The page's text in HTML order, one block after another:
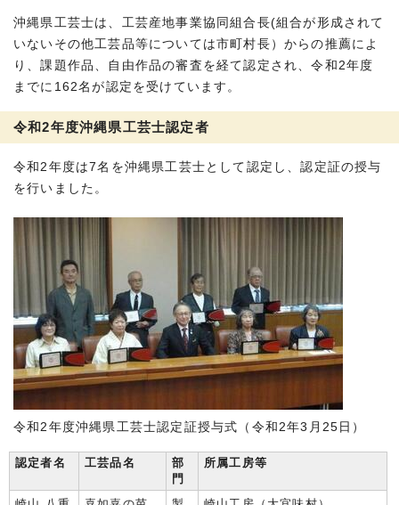
沖縄県工芸士は、工芸産地事業協同組合長(組合が形成されて
いないその他工芸品等については市町村長）からの推薦によ
り、課題作品、自由作品の審査を経て認定され、令和2年度
までに162名が認定を受けています。
令和2年度沖縄県工芸士認定者
令和2年度は7名を沖縄県工芸士として認定し、認定証の授与
を行いました。
令和2年度沖縄県工芸士認定証授与式（令和2年3月25日）
認定者名 工芸品名
部
門
所属工房等